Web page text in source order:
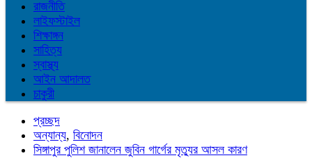
রাজনীতি
লাইফস্টাইল
শিক্ষাঙ্গন
সাহিত্য
স্বাস্থ্য
আইন আদালত
চাকুরী
প্রচ্ছদ
অন্যান্য, বিনোদন
সিঙ্গাপুর পুলিশ জানালেন জুবিন গার্গের মৃত্যুর আসল কারণ